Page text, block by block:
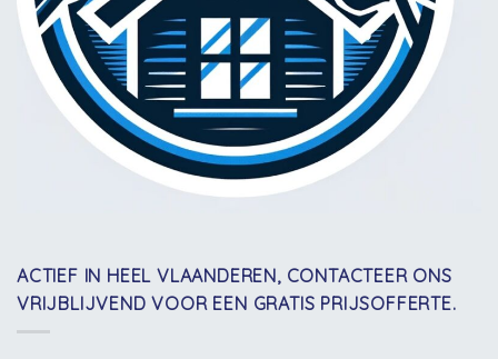
ACTIEF IN HEEL VLAANDEREN, CONTACTEER ONS
VRIJBLIJVEND VOOR EEN GRATIS PRIJSOFFERTE.